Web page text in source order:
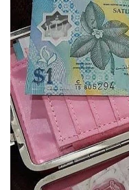
2.Bukit Bintang
3.China Town
4.Trung tâm
mại Low Yat